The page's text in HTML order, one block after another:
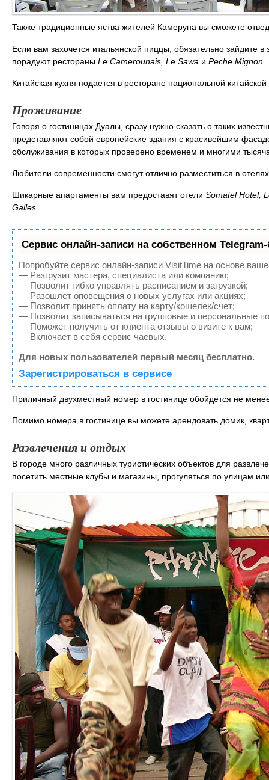
Также традиционные яства жителей Камеруна вы сможете
Если вам захочется итальянской пиццы, обязательно зайдите в
порадуют рестораны Le Camerounais, Le Sawa и Peche Mignon
Китайская кухня подается в ресторане национальной
Проживание
Говоря о гостиницах Дуалы, сразу нужно сказать о таких
представляют собой европейские здания с красивейшим
обслуживания в которых проверено временем и многими
Любители современности смогут отлично разместиться в
Шикарные апартаменты вам предоставят отели Somatel Hotel,
Galles
Сервис онлайн-записи на собственном Telegram-
Попробуйте сервис онлайн-записи VisitTime на основе
— Разгрузит мастера, специалиста или компанию;
— Позволит гибко управлять расписанием и загрузкой;
— Разошлет оповещения о новых услугах или акциях;
— Позволит принять оплату на карту/кошелек/счет;
— Позволит записываться на групповые и персональные
— Поможет получить от клиента отзывы о визите к вам;
— Включает в себя сервис чаевых.
Для новых пользователей первый месяц бесплатно.
Зарегистрироваться в сервисе
Приличный двухместный номер в гостинице обойдется не
Помимо номера в гостинице вы можете арендовать домик,
Развлечения и отдых
В городе много различных туристических объектов для
посетить местные клубы и магазины, прогуляться по улицам